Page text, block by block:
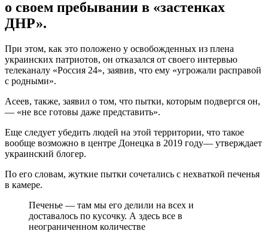
о своем пребывании в «застенках
ДНР».
При этом, как это положено у освобожденных из плена
украинских патриотов, он отказался от своего интервью
телеканалу «Россия 24», заявив, что ему «угрожали расправой
с родными».
Асеев, также, заявил о том, что пытки, которым подвергся он,
— «не все готовы даже представить».
Еще следует убедить людей на этой территории, что такое
вообще возможно в центре Донецка в 2019 году— утверждает
украинский блогер.
По его словам, жуткие пытки сочетались с нехваткой печенья
в камере.
Печенье — там мы его делили на всех и
доставалось по кусочку. А здесь все в
неограниченном количестве